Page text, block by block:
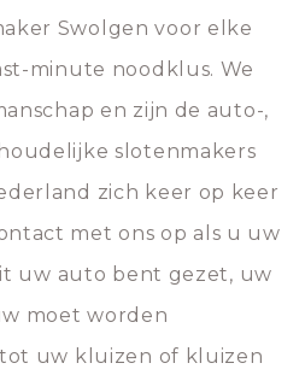
Swolgen voor elke
minute noodklus. We
en zijn de auto-,
slotenmakers
zich keer op keer
met ons op als u uw
uw auto bent gezet, uw
moet worden
uw kluizen of kluizen